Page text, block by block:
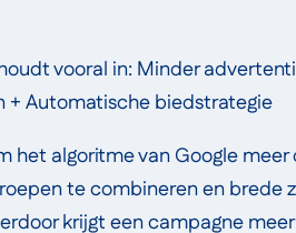
vooral in: Minder
+ Automatische biedstrategie
het algoritme van Google
te combineren en brede
krijgt een campagne